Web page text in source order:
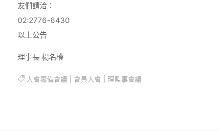
友們請洽：
02:2776-6430
以上公告
理事長 楊名權
大會籌備會議 會員大會 理監事會議